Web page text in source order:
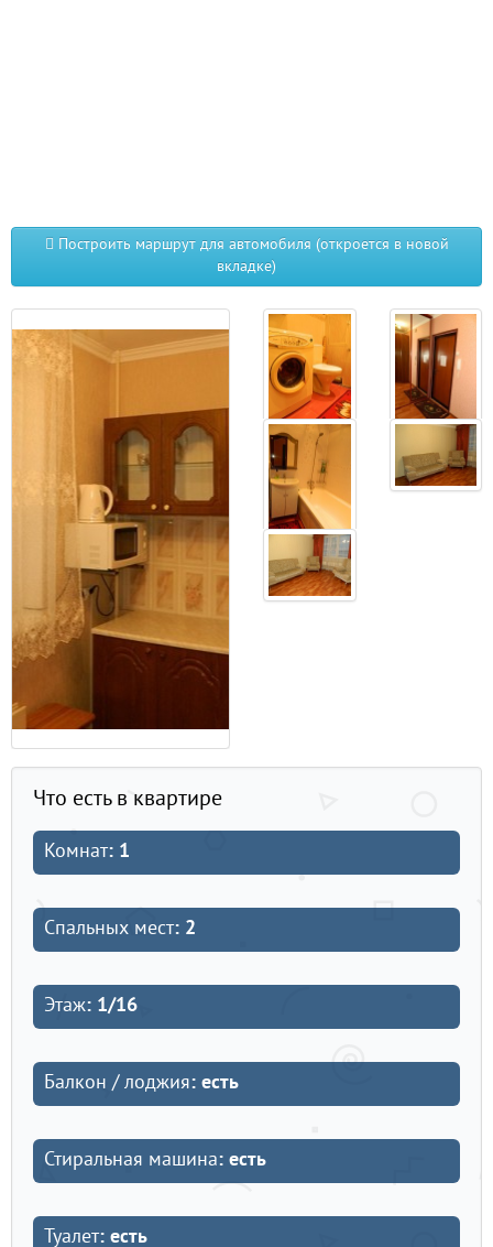
Построить маршрут для автомобиля (откроется в новой
вкладке)
Что есть в квартире
Комнат: 1
Спальных мест: 2
Этаж: 1/16
Балкон / лоджия: есть
Стиральная машина: есть
Туалет: есть